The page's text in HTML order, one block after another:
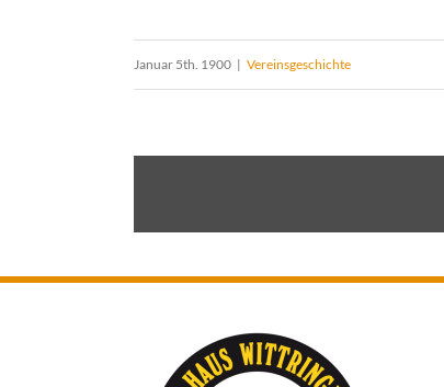
Januar 5th. 1900 | Vereinsgeschichte